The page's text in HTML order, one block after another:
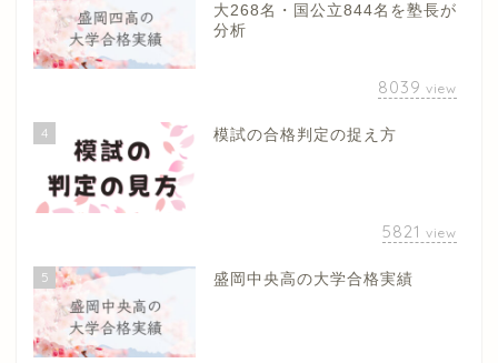
大268名・国公立844名を塾長が
分析
8039 view
4 模試の合格判定の捉え方
5821 view
5 盛岡中央高の大学合格実績